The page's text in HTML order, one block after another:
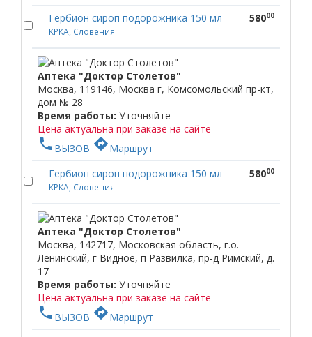
Гербион сироп подорожника 150 мл
КРКА, Словения
58000
Аптека "Доктор Столетов"
Москва, 119146, Москва г, Комсомольский пр-кт,
дом № 28
Время работы: Уточняйте
Цена актуальна при заказе на сайте
phone ВЫЗОВ directionsМаршрут
Гербион сироп подорожника 150 мл
КРКА, Словения
58000
Аптека "Доктор Столетов"
Москва, 142717, Московская область, г.о.
Ленинский, г Видное, п Развилка, пр-д Римский, д.
17
Время работы: Уточняйте
Цена актуальна при заказе на сайте
phone ВЫЗОВ directionsМаршрут